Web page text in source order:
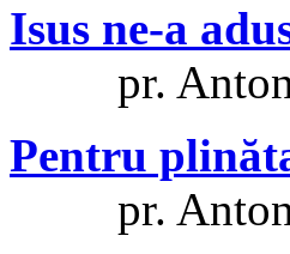
Isus ne-a
pr. Anton
Pentru
pr. Anton